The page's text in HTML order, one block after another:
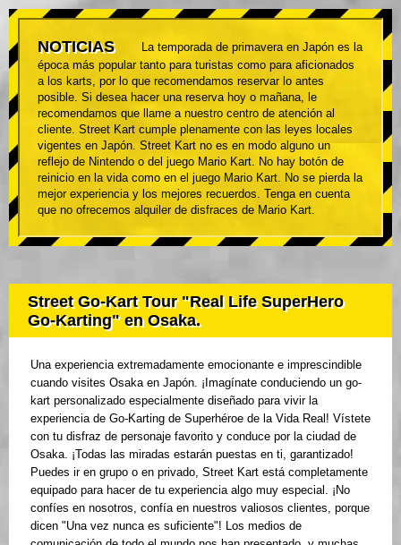
NOTICIAS
La temporada de primavera en Japón es la
época más popular tanto para turistas como para aficionados
a los karts, por lo que recomendamos reservar lo antes
posible. Si desea hacer una reserva hoy o mañana, le
recomendamos que llame a nuestro centro de atención al
cliente. Street Kart cumple plenamente con las leyes locales
vigentes en Japón. Street Kart no es en modo alguno un
reflejo de Nintendo o del juego Mario Kart. No hay botón de
reinicio en la vida como en el juego Mario Kart. No se pierda la
mejor experiencia y los mejores recuerdos. Tenga en cuenta
que no ofrecemos alquiler de disfraces de Mario Kart.
Street Go-Kart Tour "Real Life SuperHero
Go-Karting" en Osaka.
Una experiencia extremadamente emocionante e imprescindible
cuando visites Osaka en Japón. ¡Imagínate conduciendo un go-
kart personalizado especialmente diseñado para vivir la
experiencia de Go-Karting de Superhéroe de la Vida Real! Vístete
con tu disfraz de personaje favorito y conduce por la ciudad de
Osaka. ¡Todas las miradas estarán puestas en ti, garantizado!
Puedes ir en grupo o en privado, Street Kart está completamente
equipado para hacer de tu experiencia algo muy especial. ¡No
confíes en nosotros, confía en nuestros valiosos clientes, porque
dicen "Una vez nunca es suficiente"! Los medios de